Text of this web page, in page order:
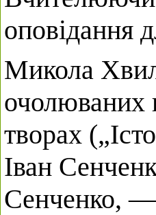
оповідання
Микола
творах
Іван
Сенченко, —